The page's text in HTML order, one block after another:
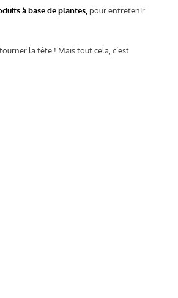
à base de plantes, pour entretenir
la tête ! Mais tout cela, c’est